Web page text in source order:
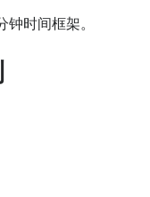
钟时间框架。